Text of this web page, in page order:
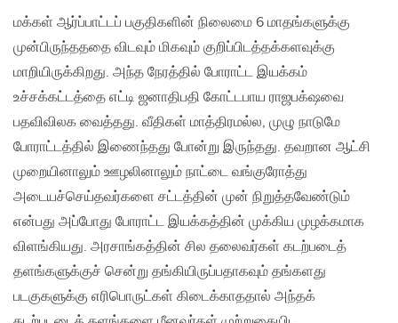
மக்கள் ஆர்ப்பாட்டப் பகுதிகளின் நிலைமை 6 மாதங்களுக்கு
முன்பிருந்தததை விடவும் மிகவும் குறிப்பிடத்தக்களவுக்கு
மாறியிருக்கிறது. அந்த நேரத்தில் போராட்ட இயக்கம்
உச்சக்கட்டத்தை எட்டி ஜனாதிபதி கோட்டபாய ராஜபக்‌ஷவை
பதவிவிலக வைத்தது. வீதிகள் மாத்திரமல்ல, முழு நாடுமே
போராட்டத்தில் இணைந்தது போன்று இருந்தது. தவறான ஆட்சி
முறையினாலும் ஊழலினாலும் நாட்டை வங்குரோத்து
அடையச்செய்தவர்களை சட்டத்தின் முன் நிறுத்தவேண்டும்
என்பது அப்போது போராட்ட இயக்கத்தின் முக்கிய முழக்கமாக
விளங்கியது. அரசாங்கத்தின் சில தலைவர்கள் கடற்படைத்
தளங்களுக்குச் சென்று தங்கியிருப்பதாகவும் தங்களது
படகுகளுக்கு எரிபொருட்கள் கிடைக்காததால் அந்தக்